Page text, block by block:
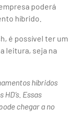
poderá
híbrido.
é possível ter um
leitura, seja na
híbridos
Essas
chegar a no